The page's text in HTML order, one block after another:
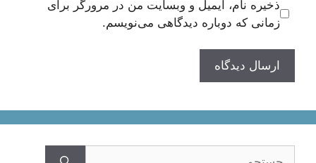
ذخیره نام، ایمیل و وبسایت من در مرورگر برای
زمانی که دوباره دیدگاهی می‌نویسم.